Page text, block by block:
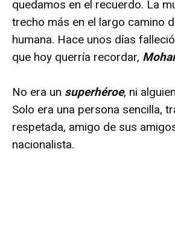
quedamos en el recuerdo. La
trecho más en el largo camino
humana. Hace unos días
que hoy querría recordar,
No era un superhéroe, ni
Solo era una persona sencilla,
respetada, amigo de sus
nacionalista.